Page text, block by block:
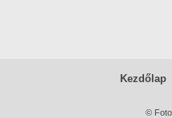
Kezdőlap
©